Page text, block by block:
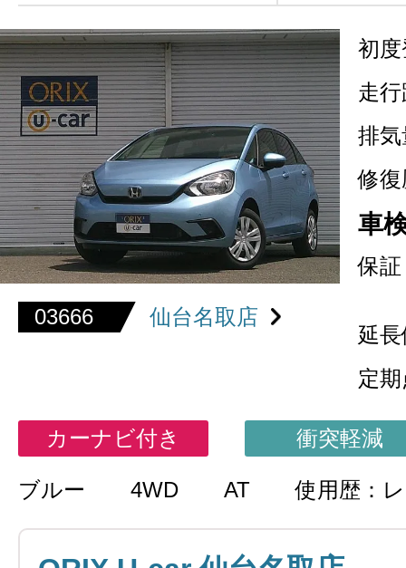
03666 仙台名取店
初
走
排気
修復
車
保証
延
定
カーナビ付き 衝突軽減
ブルー 4WD AT 使用歴：